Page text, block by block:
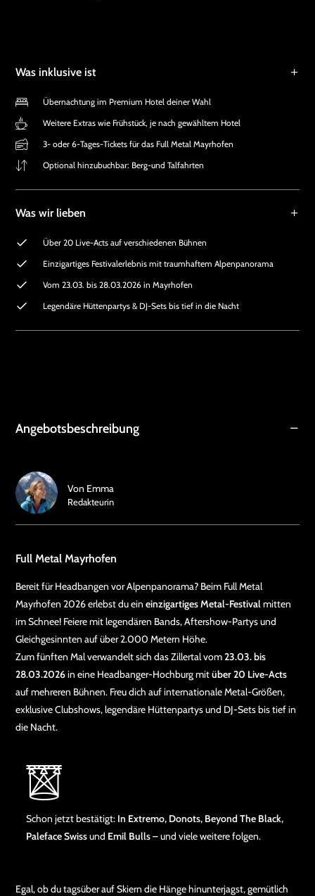
Was inklusive ist
Übernachtung im Premium Hotel deiner Wahl
Weitere Extras wie Frühstück, je nach gewähltem Hotel
3- oder 6-Tages-Tickets für das Full Metal Mayrhofen
Optional hinzubuchbar: Berg-und Talfahrten
Was wir lieben
Über 20 Live-Acts auf verschiedenen Bühnen
Einzigartiges Festivalerlebnis mit traumhaftem Alpenpanorama
Vom 23.03. bis 28.03.2026 in Mayrhofen
Legendäre Hüttenpartys & DJ-Sets bis tief in die Nacht
Angebotsbeschreibung
Full Metal Mayrhofen
Bereit für Headbangen vor Alpenpanorama? Beim Full Metal
Mayrhofen 2026 erlebst du ein einzigartiges Metal-Festivalmitten
im Schnee! Feiere mit legendären Bands, Aftershow-Partys und
Gleichgesinnten auf über 2.000 Metern Höhe.
Zum fünften Mal verwandelt sich das Zillertal vom23.03. bis
28.03.2026in eine Headbanger-Hochburg mitüber 20 Live-Acts
auf mehreren Bühnen. Freu dich auf internationale Metal-Größen,
exklusive Clubshows, legendäre Hüttenpartys und DJ-Sets bis tief in
die Nacht.
Schon jetzt bestätigt: In Extremo, Donots, Beyond The Black,
Paleface Swissund Emil Bulls– und viele weitere folgen.
Egal, ob du tagsüber auf Skiern die Hänge hinunterjagst, gemütlich
Von Emma
Redakteurin